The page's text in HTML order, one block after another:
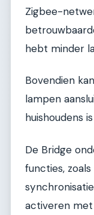
Zigbee-
hebt minder
Bovendien
lampen
huishoudens
De Bridge
functies,
activeren